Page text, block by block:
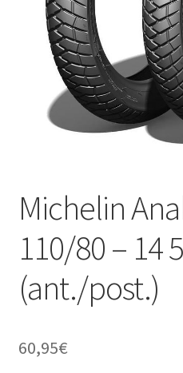
Michelin
110/80 – 14
(ant./post.)
60,95€